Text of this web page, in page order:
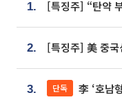
1.
2.
3. 단독 李 ‘호남형 대